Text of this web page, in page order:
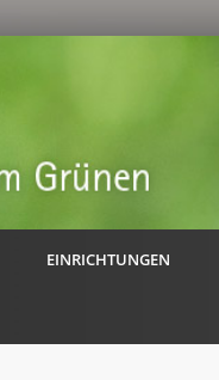
EINRICHTUNGEN